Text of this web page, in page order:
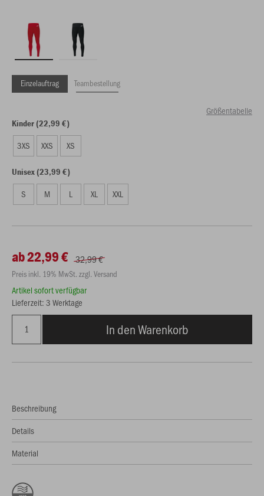
Einzelauftrag Teambestellung
Größentabelle
Kinder (22,99 €)
3XS XXS XS
Unisex (23,99 €)
S M L XL XXL
ab 22,99 € 32,99 €
Preis inkl. 19% MwSt. zzgl. Versand
Artikel sofort verfügbar
Lieferzeit: 3 Werktage
In den Warenkorb
Beschreibung
Details
Material